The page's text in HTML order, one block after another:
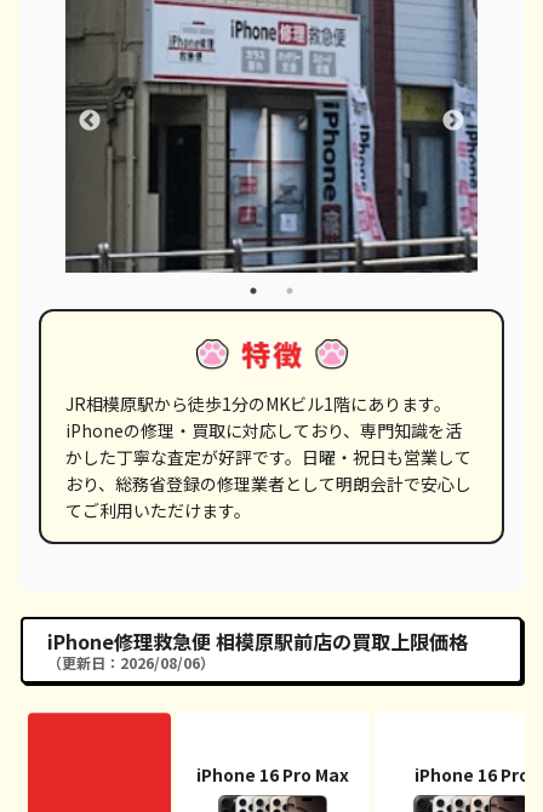
JR相模原駅から徒歩1分のMKビル1階にあります。
iPhoneの修理・買取に対応しており、専門知識を活
かした丁寧な査定が好評です。日曜・祝日も営業して
おり、総務省登録の修理業者として明朗会計で安心し
てご利用いただけます。
iPhone修理救急便 相模原駅前店の買取上限価格
（更新日：2026/08/06）
iPhone 16 Pro Max iPhone 16 Pro